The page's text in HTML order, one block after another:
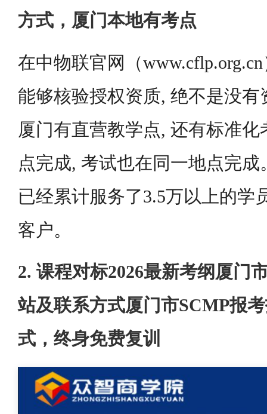
方式，厦门本地有考点
在中物联官网（
能够核验授权资质, 绝不是没有
厦门有直营教学点, 还有标准
点完成, 考试也在同一地点完成
已经累计服务了3.5万以上的学
客户。
2. 课程对标2026最新考纲厦门
站及联系方式厦门市SCMP报
式，终身免费复训